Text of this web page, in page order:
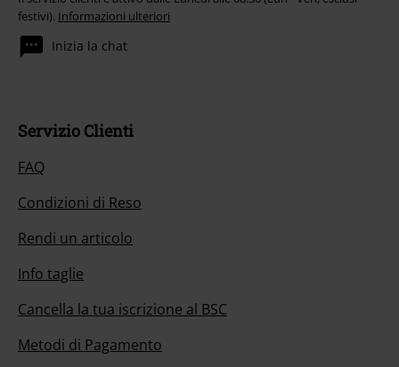
festivi). Informazioni ulteriori
Inizia la chat
Servizio Clienti
FAQ
Condizioni di Reso
Rendi un articolo
Info taglie
Cancella la tua iscrizione al BSC
Metodi di Pagamento